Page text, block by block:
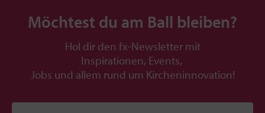
Möchtest du am Ball bleiben?
Hol dir den fx-Newsletter mit
Inspirationen, Events,
Jobs und allem rund um Kircheninnovation!